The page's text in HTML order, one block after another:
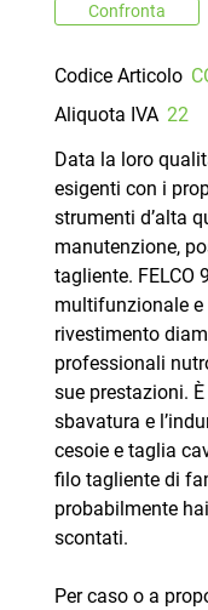
Confronta
Codice Articolo
Aliquota IVA 22
Data la loro
esigenti con i
strumenti d’alta
manutenzione,
tagliente. FELCO
multifunzionale e
rivestimento
professionali
sue prestazioni.
sbavatura e
cesoie e taglia
filo tagliente di
probabilmente
scontati.
Per caso o a